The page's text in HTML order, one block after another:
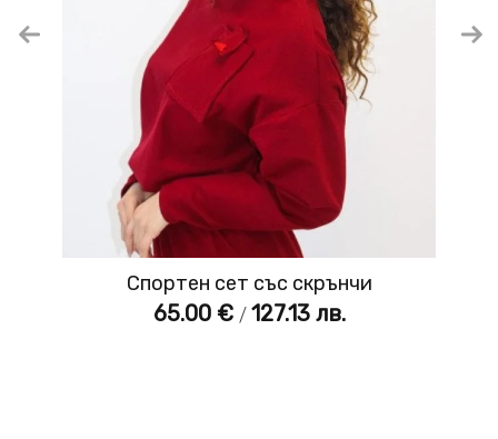
Спортен сет със скрънчи
65.00 € /127.13 лв.